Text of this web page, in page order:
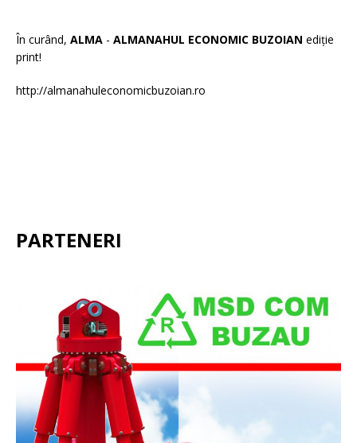
În curând, ALMA - ALMANAHUL ECONOMIC BUZOIAN ediție
print!
http://almanahuleconomicbuzoian.ro
PARTENERI